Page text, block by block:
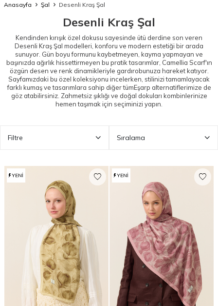
Anasayfa Şal Desenli Kraş Şal
Desenli Kraş Şal
Kendinden kırışık özel dokusu sayesinde ütü derdine son veren
Desenli Kraş Şal modelleri, konforu ve modern estetiği bir arada
sunuyor. Gün boyu formunu kaybetmeyen, kayma yapmayan ve
başınızda ağırlık hissettirmeyen bu pratik tasarımlar, Camellia Scarf'ın
özgün desen ve renk dinamikleriyle gardırobunuza hareket katıyor.
Sayfamızdaki bu özel koleksiyonu incelerken, stilinizi tamamlayacak
farklı kumaş ve tasarımlara sahip diğer tümEşarp alternatiflerimize de
göz atabilirsiniz. Zahmetsiz şıklığı ve doğal dokuları kombinlerinize
hemen taşımak için seçiminizi yapın.
Filtre Sıralama
YENI YENI